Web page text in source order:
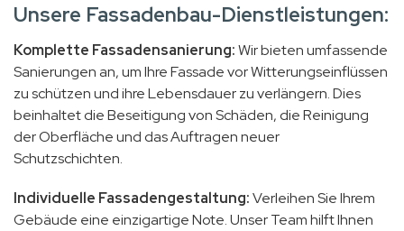
Unsere Fassadenbau-Dienstleistungen:
Komplette Fassadensanierung:Wir bieten umfassende
Sanierungen an, um Ihre Fassade vor Witterungseinflüssen
zu schützen und ihre Lebensdauer zu verlängern. Dies
beinhaltet die Beseitigung von Schäden, die Reinigung
der Oberfläche und das Auftragen neuer
Schutzschichten.
Individuelle Fassadengestaltung:Verleihen Sie Ihrem
Gebäude eine einzigartige Note. Unser Team hilft Ihnen